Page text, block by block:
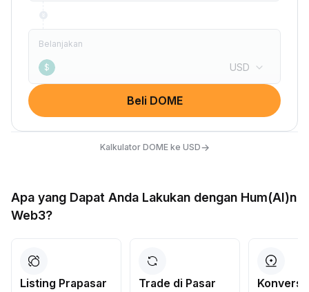
Belanjakan
$ USD
Beli DOME
Kalkulator DOME ke USD→
Apa yang Dapat Anda Lakukan dengan Hum(AI)n
Web3?
Listing Prapasar
Trade di Pasar